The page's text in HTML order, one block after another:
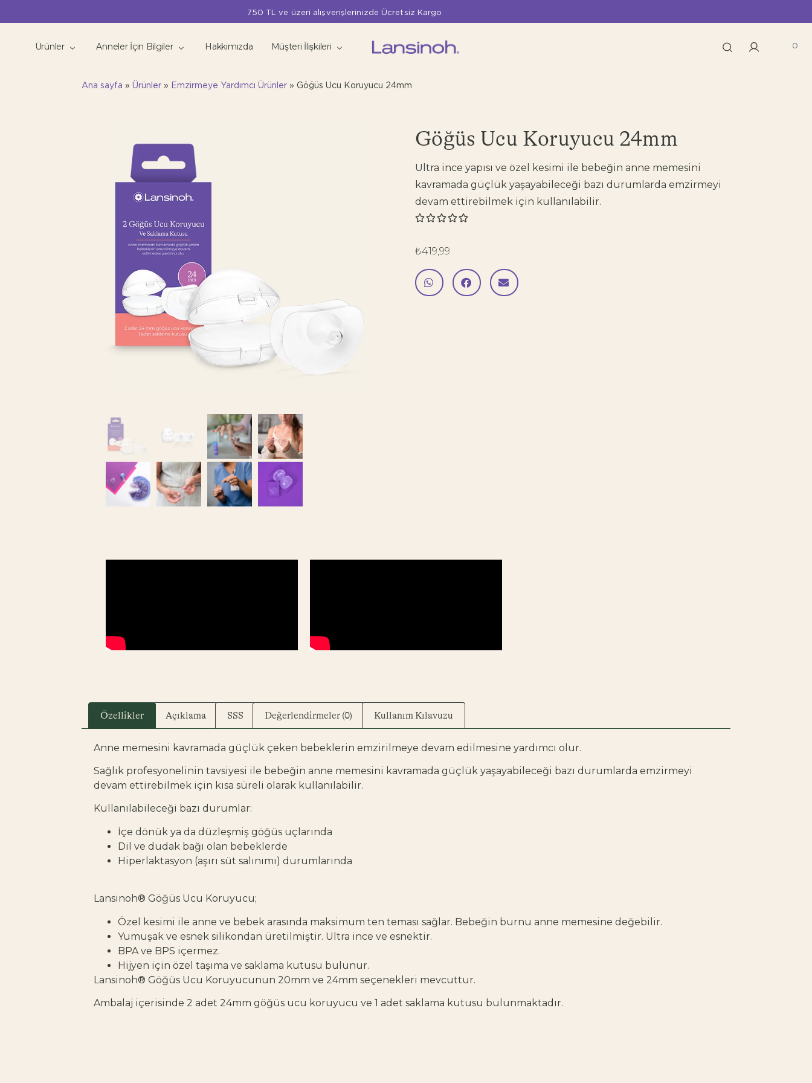
750 TL ve üzeri alışverişlerinizde Ücretsiz Kargo
Ürünler Anneler İçin Bilgiler Hakkımızda Müşteri İlişkileri 0
Ana sayfa » Ürünler » Emzirmeye Yardımcı Ürünler » Göğüs Ucu Koruyucu 24mm
Göğüs Ucu Koruyucu 24mm
Ultra ince yapısı ve özel kesimi ile bebeğin anne memesini
kavramada güçlük yaşayabileceği bazı durumlarda emzirmeyi
devam ettirebilmek için kullanılabilir.

₺419,99
Özellikler Açıklama SSS Değerlendirmeler (0) Kullanım Kılavuzu
Anne memesini kavramada güçlük çeken bebeklerin emzirilmeye devam edilmesine yardımcı olur.
Sağlık profesyonelinin tavsiyesi ile bebeğin anne memesini kavramada güçlük yaşayabileceği bazı durumlarda emzirmeyi
devam ettirebilmek için kısa süreli olarak kullanılabilir.
Kullanılabileceği bazı durumlar:
İçe dönük ya da düzleşmiş göğüs uçlarında
Dil ve dudak bağı olan bebeklerde
Hiperlaktasyon (aşırı süt salınımı) durumlarında
Lansinoh® Göğüs Ucu Koruyucu;
Özel kesimi ile anne ve bebek arasında maksimum ten teması sağlar. Bebeğin burnu anne memesine değebilir.
Yumuşak ve esnek silikondan üretilmiştir. Ultra ince ve esnektir.
BPA ve BPS içermez.
Hijyen için özel taşıma ve saklama kutusu bulunur.
Lansinoh® Göğüs Ucu Koruyucunun 20mm ve 24mm seçenekleri mevcuttur.
Ambalaj içerisinde 2 adet 24mm göğüs ucu koruyucu ve 1 adet saklama kutusu bulunmaktadır.